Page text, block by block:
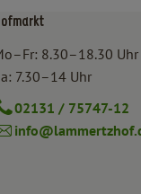
8.30–18.30 Uhr
7.30–14 Uhr
02131 / 75747-12